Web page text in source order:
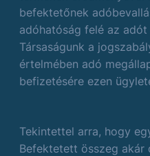
befektetőnek
adóhatóság felé az
Társaságunk a
értelmében adó
befizetésére ezen
Tekintettel arra, hogy
Befektetett összeg akár